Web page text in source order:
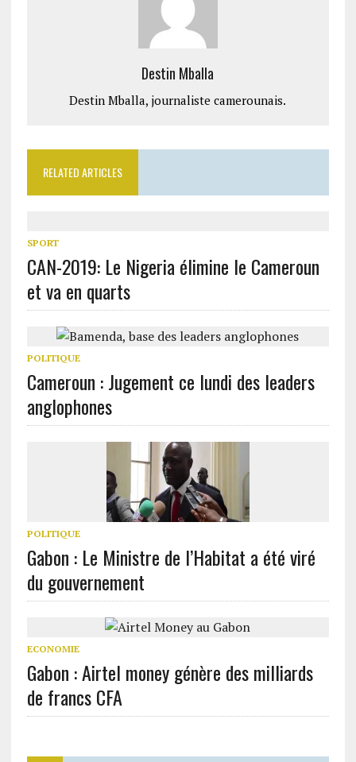
Destin Mballa
Destin Mballa, journaliste camerounais.
RELATED ARTICLES
SPORT
CAN-2019: Le Nigeria élimine le Cameroun
et va en quarts
POLITIQUE
Cameroun : Jugement ce lundi des leaders
anglophones
POLITIQUE
Gabon : Le Ministre de l’Habitat a été viré
du gouvernement
ECONOMIE
Gabon : Airtel money génère des milliards
de francs CFA